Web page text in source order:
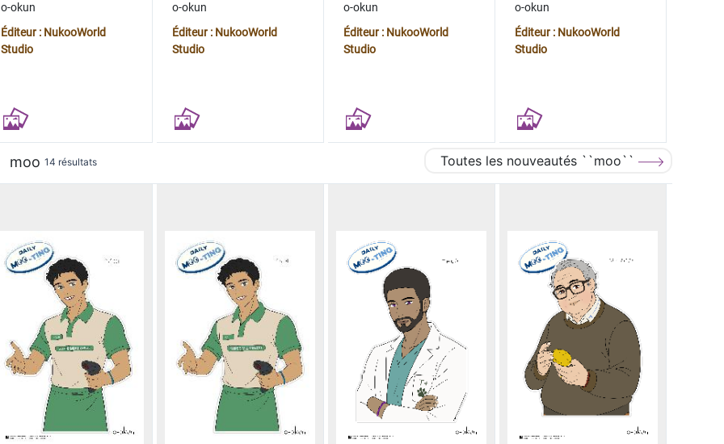
o-okun
Éditeur : NukooWorld
Studio
o-okun
Éditeur : NukooWorld
Studio
o-okun
Éditeur : NukooWorld
Studio
o-okun
Éditeur : NukooWorld
Studio
moo 14 résultats Toutes les nouveautés ``moo``